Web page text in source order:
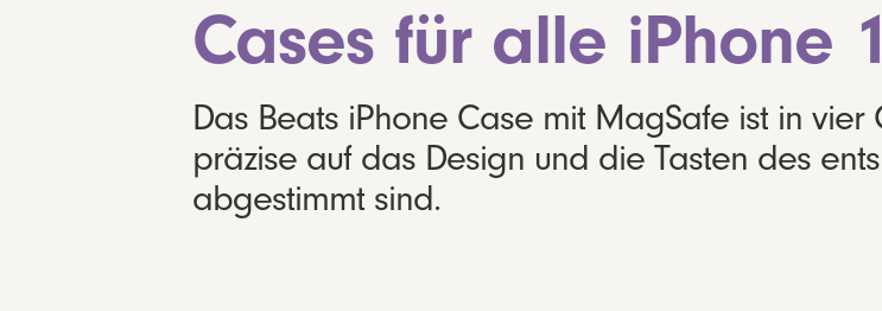
Cases für alle iPhone
Das Beats iPhone Case mit MagSafe ist in
präzise auf das Design und die Tasten des
abgestimmt sind.